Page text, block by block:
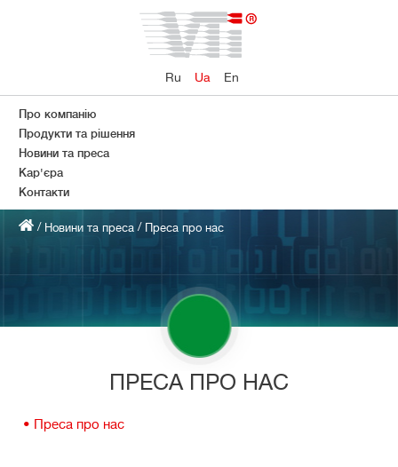
Ru Ua En
Про компанію
Продукти та рішення
Новини та преса
Кар'єра
Контакти
/ Новини та преса / Преса про нас
ПРЕСА ПРО НАС
Преса про нас